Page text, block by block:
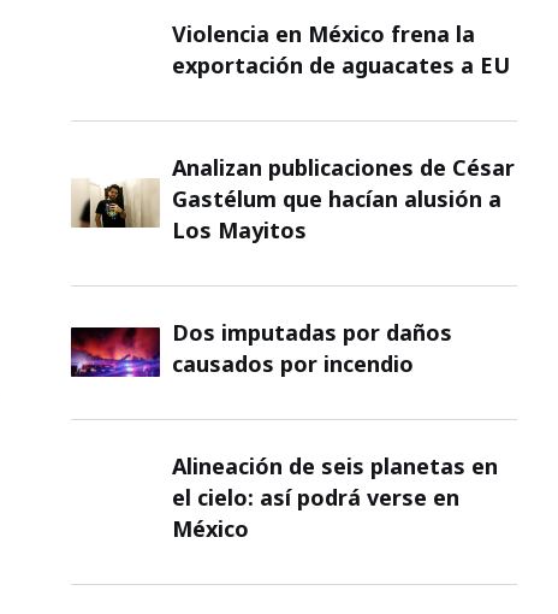
Violencia en México frena la
exportación de aguacates a EU
Analizan publicaciones de César
Gastélum que hacían alusión a
Los Mayitos
Dos imputadas por daños
causados por incendio
Alineación de seis planetas en
el cielo: así podrá verse en
México